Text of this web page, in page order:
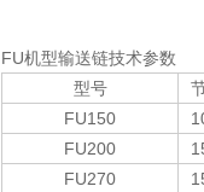
FU机型输送链技术参数
型号
FU150
FU200
FU270